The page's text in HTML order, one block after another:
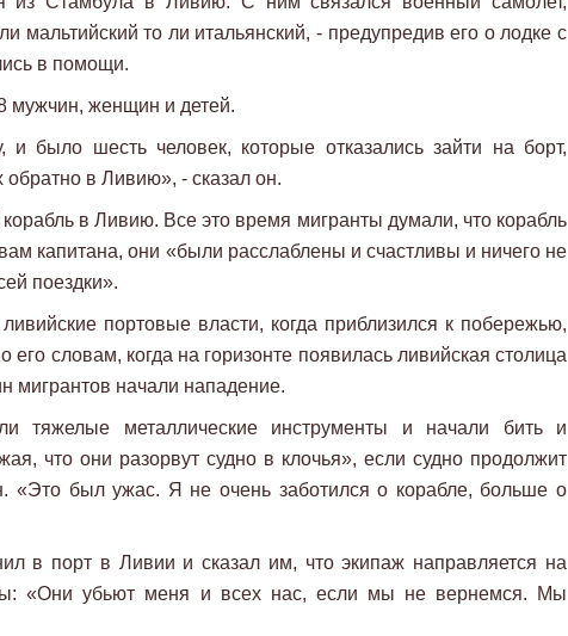
мальтийский то ли итальянский, - предупредив его о лодке с
в помощи.
мужчин, женщин и детей.
было шесть человек, которые отказались зайти на борт,
обратно в Ливию», - сказал он.
в Ливию. Все это время мигранты думали, что корабль
капитана, они «были расслаблены и счастливы и ничего не
поездки».
портовые власти, когда приблизился к побережью,
словам, когда на горизонте появилась ливийская столица
мигрантов начали нападение.
тяжелые металлические инструменты и начали бить и
что они разорвут судно в клочья», если судно продолжит
«Это был ужас. Я не очень заботился о корабле, больше о
в порт в Ливии и сказал им, что экипаж направляется на
«Они убьют меня и всех нас, если мы не вернемся. Мы